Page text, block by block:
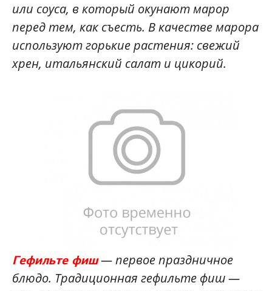
или соуса, в который окунают марор
перед тем, как съесть. В качестве марора
используют горькие растения: свежий
хрен, итальянский салат и цикорий.
Гефильте фиш— первое праздничное
блюдо. Традиционная гефильте фиш —